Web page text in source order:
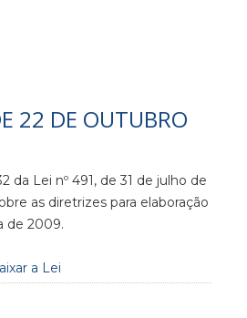
22 DE OUTUBRO
da Lei nº 491, de 31 de julho de
as diretrizes para elaboração
de 2009.
a Lei